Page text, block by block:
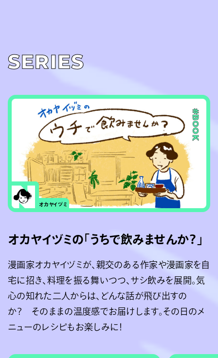
SERIES
#BOOK
オカヤイヅミ
オカヤイヅミの「うちで飲みませんか？」
漫画家オカヤイヅミが、親交のある作家や漫画家を自
宅に招き、料理を振る舞いつつ、サシ飲みを展開。気
心の知れた二人からは、どんな話が飛び出すの
か？ そのままの温度感でお届けします。その日のメ
ニューのレシピもお楽しみに！